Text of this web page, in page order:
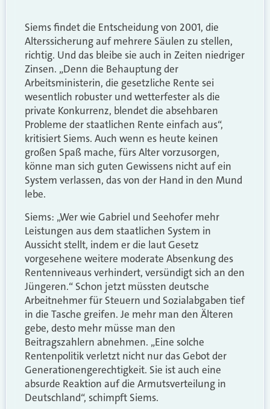
Siems findet die Entscheidung von 2001, die
Alterssicherung auf mehrere Säulen zu stellen,
richtig. Und das bleibe sie auch in Zeiten niedriger
Zinsen. „Denn die Behauptung der
Arbeitsministerin, die gesetzliche Rente sei
wesentlich robuster und wetterfester als die
private Konkurrenz, blendet die absehbaren
Probleme der staatlichen Rente einfach aus“,
kritisiert Siems. Auch wenn es heute keinen
großen Spaß mache, fürs Alter vorzusorgen,
könne man sich guten Gewissens nicht auf ein
System verlassen, das von der Hand in den Mund
lebe.
Siems: „Wer wie Gabriel und Seehofer mehr
Leistungen aus dem staatlichen System in
Aussicht stellt, indem er die laut Gesetz
vorgesehene weitere moderate Absenkung des
Rentenniveaus verhindert, versündigt sich an den
Jüngeren.“ Schon jetzt müssten deutsche
Arbeitnehmer für Steuern und Sozialabgaben tief
in die Tasche greifen. Je mehr man den Älteren
gebe, desto mehr müsse man den
Beitragszahlern abnehmen. „Eine solche
Rentenpolitik verletzt nicht nur das Gebot der
Generationengerechtigkeit. Sie ist auch eine
absurde Reaktion auf die Armutsverteilung in
Deutschland“, schimpft Siems.